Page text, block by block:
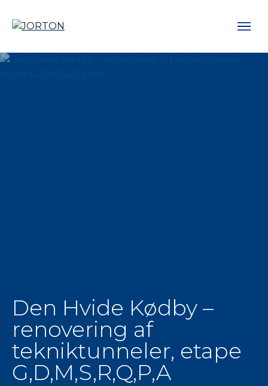
Den Hvide Kødby –
renovering af
tekniktunneler, etape
G,D,M,S,R,Q,P,A